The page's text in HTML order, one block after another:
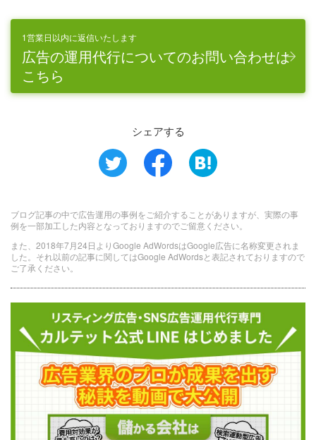
1営業日以内に返信いたします
広告の運用代行についてのお問い合わせは
こちら
シェアする
ブログ記事の中で広告運用の事例をご紹介することがありますが、実際の事
例を一部加工した内容となっておりますのでご留意ください。
また、2018年7月24日よりGoogle AdWordsはGoogle広告に名称変更されま
した。それ以前の記事に関してはGoogle AdWordsと表記されておりますので
ご了承ください。